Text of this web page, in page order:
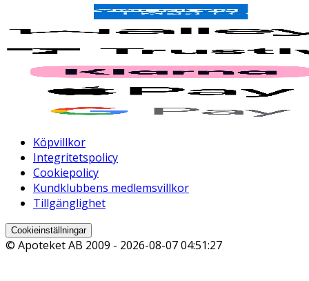
Köpvillkor
Integritetspolicy
Cookiepolicy
Kundklubbens medlemsvillkor
Tillgänglighet
Cookieinställningar
© Apoteket AB 2009 - 2026-08-07 04:51:27